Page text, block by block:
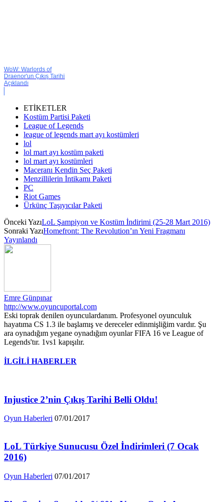
WoW: Warlords of
Draenor'un Çıkış Tarihi
Açıklandı
ETİKETLER
Kostüm Partisi Paketi
League of Legends
league of legends mart ayı kostümleri
lol
lol mart ayı kostüm paketi
lol mart ayı kostümleri
Maceranı Kendin Seç Paketi
Menzillilerin İntikamı Paketi
PC
Riot Games
Ürkünç Taşıyıcılar Paketi
Önceki YazıLoL Şampiyon ve Kostüm İndirimi (25-28 Mart 2016)
Sonraki YazıHomefront: The Revolution’ın Yeni Fragmanı
Yayınlandı
Emre Günpınar
http://www.oyuncuportal.com
Eski toprak denilen oyunculardanım. Profesyonel oyunculuk
hayatıma CS 1.3 ile başlamış ve dereceler edinmişliğim vardır. Şu
ara oynadığım yegane oynadığım oyunlar FIFA 16 ve League of
Legends'tır. 1vs1 kapışılır.
İLGİLİ HABERLER
Injustice 2’nin Çıkış Tarihi Belli Oldu!
Oyun Haberleri 07/01/2017
LoL Türkiye Sunucusu Özel İndirimleri (7 Ocak
2016)
Oyun Haberleri 07/01/2017